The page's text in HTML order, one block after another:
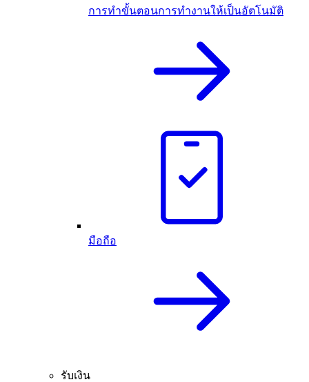
การทำขั้นตอนการทำงานให้เป็นอัตโนมัติ
มือถือ
รับเงิน